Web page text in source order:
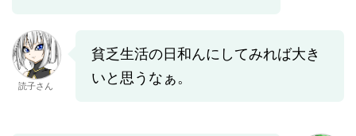
読子さん
貧乏生活の日和んにしてみれば大き
いと思うなぁ。